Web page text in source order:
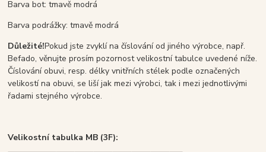
Barva bot: tmavě modrá
Barva podrážky: tmavě modrá
Důležité!Pokud jste zvyklí na číslování od jiného výrobce, např.
Befado, věnujte prosím pozornost velikostní tabulce uvedené níže.
Číslování obuvi, resp. délky vnitřních stélek podle označených
velikostí na obuvi, se liší jak mezi výrobci, tak i mezi jednotlivými
řadami stejného výrobce.
Velikostní tabulka MB (3F):